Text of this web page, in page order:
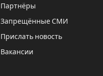
Партнёры
Запрещённые СМИ
Прислать новость
Вакансии